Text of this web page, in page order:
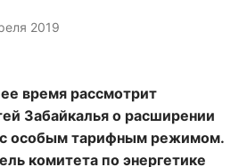
2019
время рассмотрит
Забайкалья о расширении
с особым тарифным режимом.
комитета по энергетике